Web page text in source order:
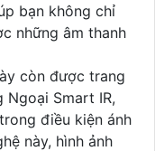
bạn không chỉ
những âm thanh
còn được trang
Smart IR,
điều kiện ánh
này, hình ảnh